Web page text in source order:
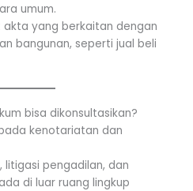
umum.
akta yang berkaitan dengan
bangunan, seperti jual beli
bisa dikonsultasikan?
kenotariatan dan
litigasi pengadilan, dan
di luar ruang lingkup